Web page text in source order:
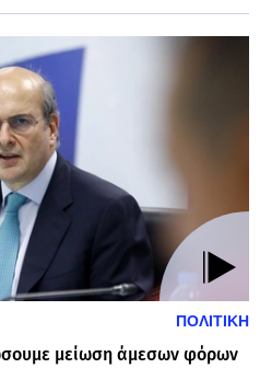
ΠΟΛΙΤΙΚΗ
μείωση άμεσων φόρων